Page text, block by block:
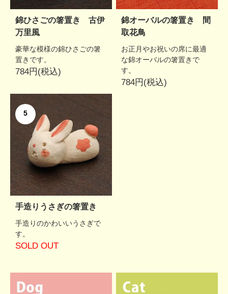
錦ひさごの箸置き 古伊
万里風
豪華な模様の錦ひさごの箸
置きです。
784円(税込)
錦オーバルの箸置き 間
取花鳥
お正月やお祝いの席に最適
な錦オーバルの箸置きで
す。
784円(税込)
5
手造りうさぎの箸置き
手造りのかわいいうさぎで
す。
SOLD OUT